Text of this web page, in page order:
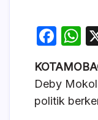
F
c
e
at
s
Deby
politik